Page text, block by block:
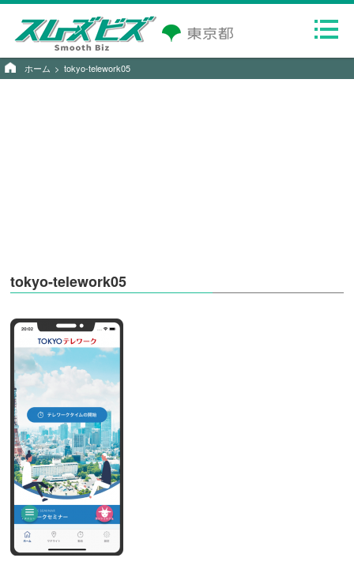
ホーム tokyo-telework05
tokyo-telework05